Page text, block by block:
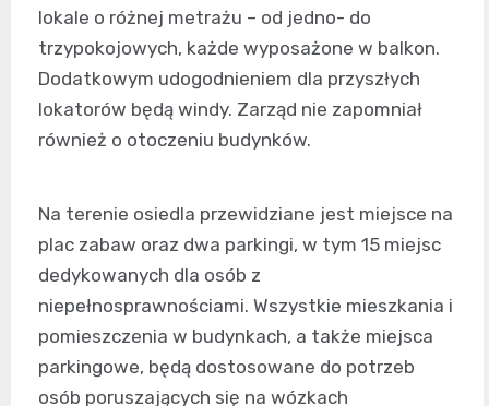
lokale o różnej metrażu – od jedno- do
trzypokojowych, każde wyposażone w balkon.
Dodatkowym udogodnieniem dla przyszłych
lokatorów będą windy. Zarząd nie zapomniał
również o otoczeniu budynków.
Na terenie osiedla przewidziane jest miejsce na
plac zabaw oraz dwa parkingi, w tym 15 miejsc
dedykowanych dla osób z
niepełnosprawnościami. Wszystkie mieszkania i
pomieszczenia w budynkach, a także miejsca
parkingowe, będą dostosowane do potrzeb
osób poruszających się na wózkach